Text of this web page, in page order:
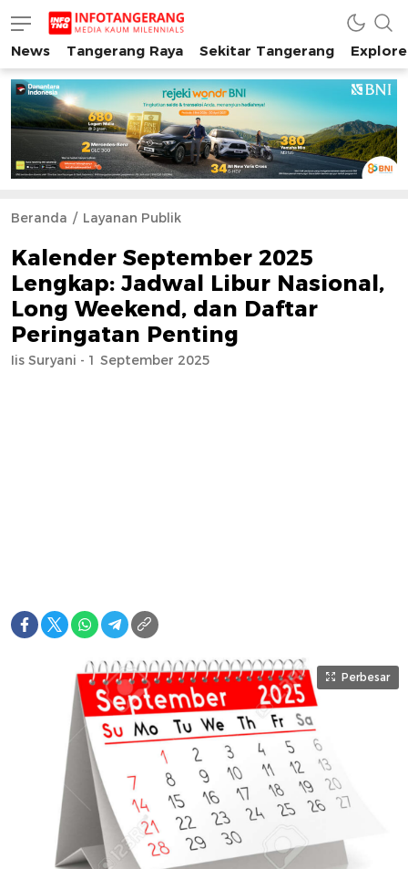
INFO TANGERANG
Media Kaum Millenials Tangerang Raya
News Tangerang Raya Sekitar Tangerang
Beranda Layanan Publik
Kalender September 2025
Lengkap: Jadwal Libur Nasional,
Long Weekend, dan Daftar
Peringatan Penting
Iis Suryani - 1 September 2025
Perbesar